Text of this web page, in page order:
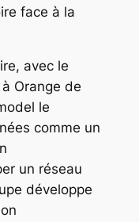
face à la
avec le
Orange de
le
comme un
un réseau
développe